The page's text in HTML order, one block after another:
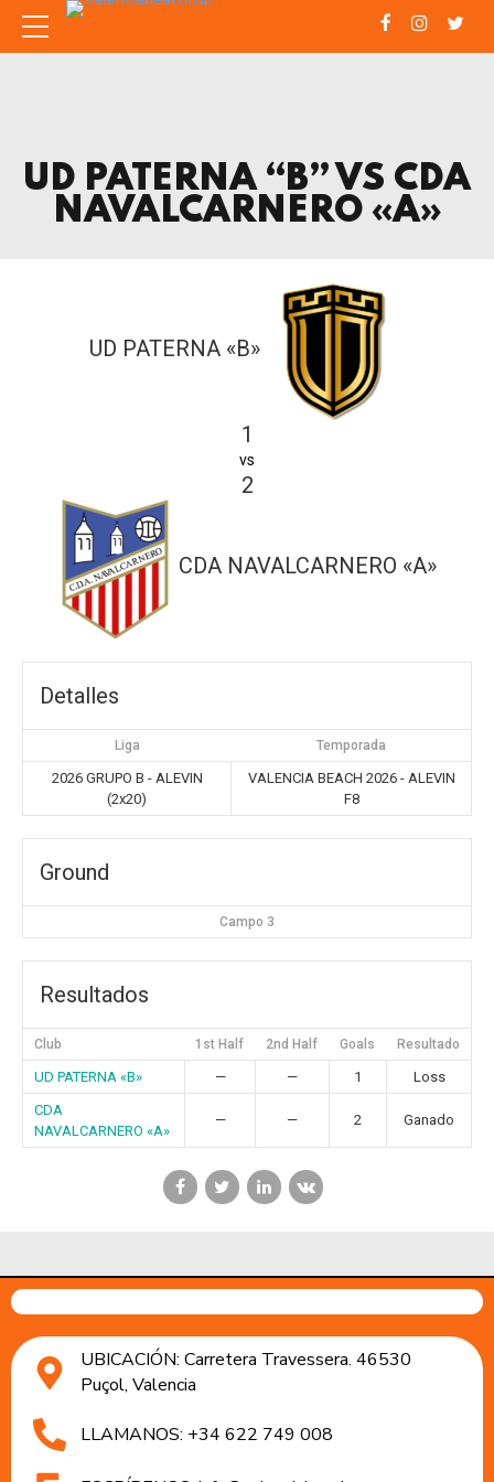
UD PATERNA “B” VS CDA
NAVALCARNERO «A»
UD PATERNA «B»
1
vs
2
CDA NAVALCARNERO «A»
Detalles
Liga Temporada
2026 GRUPO B - ALEVIN
(2x20)
VALENCIA BEACH 2026 - ALEVIN
F8
Ground
Campo 3
Resultados
Club 1st Half 2nd Half Goals Resultado
UD PATERNA «B» — — 1
Loss
CDA
NAVALCARNERO «A»
— — 2 Ganado
UBICACIÓN: Carretera Travessera. 46530
Puçol, Valencia
LLAMANOS: +34 622 749 008